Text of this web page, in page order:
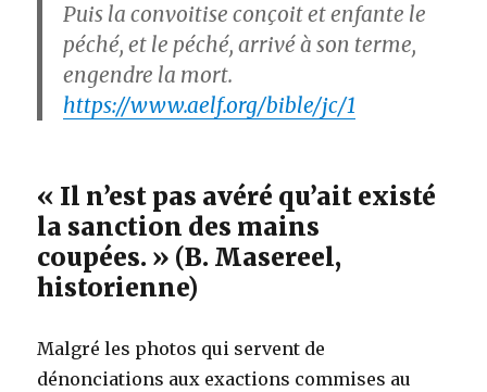
Puis la convoitise conçoit et enfante le
péché, et le péché, arrivé à son terme,
engendre la mort.
https://www.aelf.org/bible/jc/1
« Il n’est pas avéré qu’ait existé
la sanction des mains
coupées. » (B. Masereel,
historienne)
Malgré les photos qui servent de
dénonciations aux exactions commises au